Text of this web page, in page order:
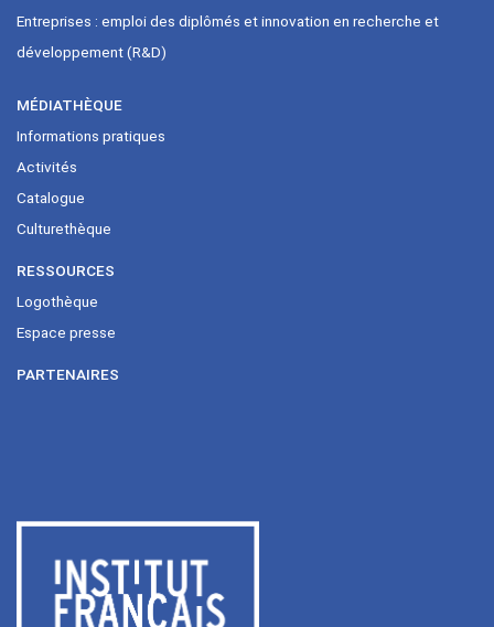
Entreprises : emploi des diplômés et innovation en recherche et
développement (R&D)
MÉDIATHÈQUE
Informations pratiques
Activités
Catalogue
Culturethèque
RESSOURCES
Logothèque
Espace presse
PARTENAIRES